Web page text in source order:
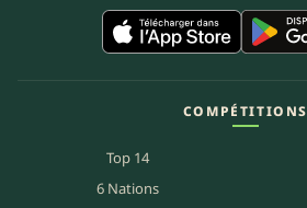
COMPÉTITIONS
Top 14
6 Nations